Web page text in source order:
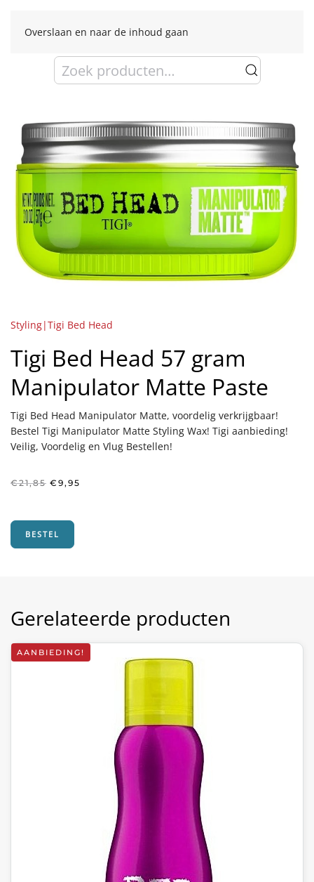
Overslaan en naar de inhoud gaan
Zoeken
naar:
Styling|Tigi Bed Head
Tigi Bed Head 57 gram
Manipulator Matte Paste
Tigi Bed Head Manipulator Matte, voordelig verkrijgbaar!
Bestel Tigi Manipulator Matte Styling Wax! Tigi aanbieding!
Veilig, Voordelig en Vlug Bestellen!
€21,85 Oorspronkelijke
€ 9,95
BESTEL
Gerelateerde producten
AANBIEDING!